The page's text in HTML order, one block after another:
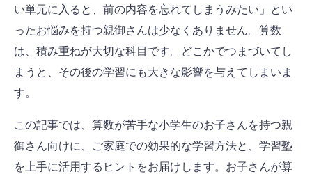
い単元に入ると、前の内容を忘れてしまうみたい」とい
ったお悩みを持つ親御さんは少なくありません。算数
は、積み重ねが大切な科目です。どこかでつまづいてし
まうと、その後の学習にも大きな影響を与えてしまいま
す。
この記事では、算数が苦手な小学生のお子さんを持つ親
御さん向けに、ご家庭での効果的な学習方法と、学習塾
を上手に活用するヒントをお届けします。お子さんが算